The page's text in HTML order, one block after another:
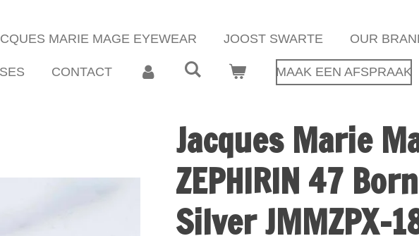
MARIE MAGE EYEWEAR JOOST SWARTE OUR
CONTACT MAAK EEN AFSPRAAK
Jacques Marie
ZEPHIRIN 47
Silver JMMZPX-